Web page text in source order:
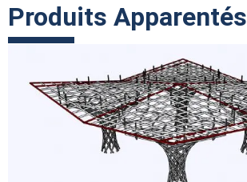
Produits Apparentés